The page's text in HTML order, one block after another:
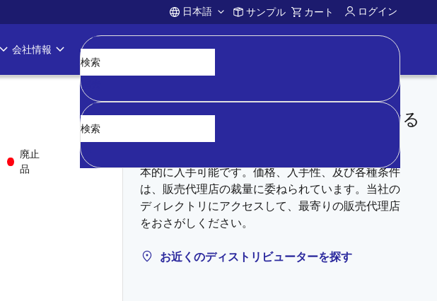
Account
日本語 サンプル カート ログイン
会社情報
消去
廃止
品
ディストリビューターから購入する
在庫があるものについては、正規代理店を通じて基
本的に入手可能です。価格、入手性、及び各種条件
は、販売代理店の裁量に委ねられています。当社の
ディレクトリにアクセスして、最寄りの販売代理店
をおさがしください。
お近くのディストリビューターを探す